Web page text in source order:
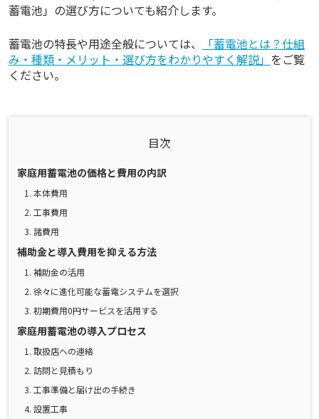
蓄電池」の選び方についても紹介します。
蓄電池の特長や用途全般については、
「蓄電池とは？仕組
み・種類・メリット・選び方をわかりやすく解説」 をご覧
ください。
目次
家庭用蓄電池の価格と費用の内訳
1. 本体費用
2. 工事費用
3. 諸費用
補助金と導入費用を抑える方法
1. 補助金の活用
2. 徐々に進化可能な蓄電システムを選択
3. 初期費用0円サービスを活用する
家庭用蓄電池の導入プロセス
1. 取扱店への連絡
2. 訪問と見積もり
3. 工事準備と届け出の手続き
4. 設置工事